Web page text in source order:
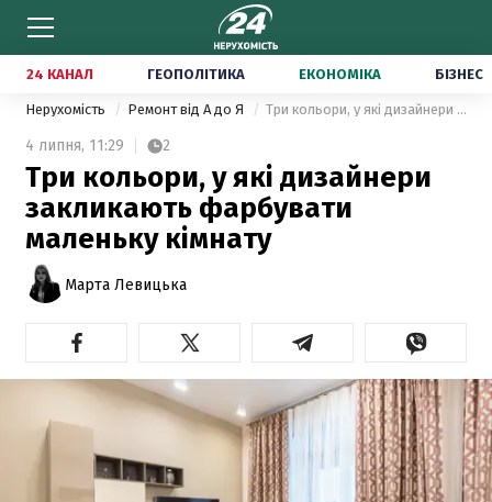
24 КАНАЛ ГЕОПОЛІТИКА ЕКОНОМІКА БІЗНЕС
Нерухомість Ремонт від А до Я Три кольори, у які дизайнери закликають фарбувати маленьку кімнату
4 липня, 11:29 2
Три кольори, у які дизайнери
закликають фарбувати
маленьку кімнату
Марта Левицька